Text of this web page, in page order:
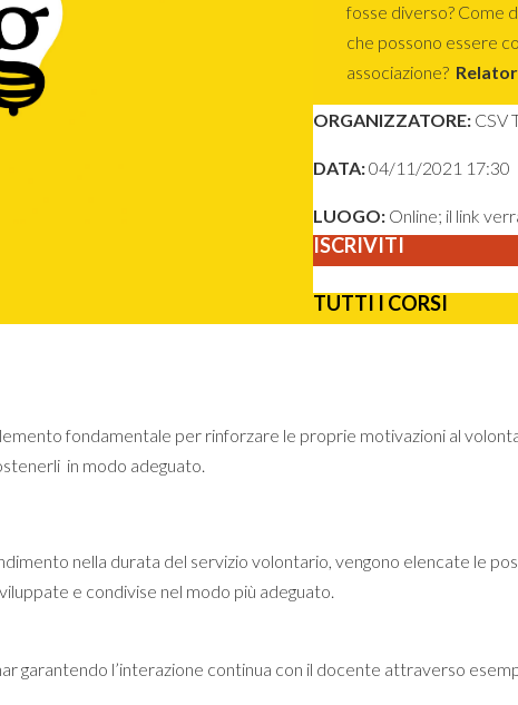
fosse diverso? Come
che possono essere
associazione?
ORGANIZZATORE: CSV
DATA:04/11/2021 17:30
LUOGO: Online; il link
ISCRIVITI
TUTTI I CORSI
fondamentale per rinforzare le proprie motivazioni al
in modo adeguato.
nella durata del servizio volontario, vengono elencate le
e condivise nel modo più adeguato.
garantendo l’interazione continua con il docente attraverso